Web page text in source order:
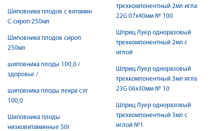
Шиповника плодов с витамин
С сироп 250мл
Шиповника плодов сироп
250мл
шиповника плоды 100,0 /
здоровье /
шиповника плоды лекра сэт
100,0
Шиповника плоды
низковитаминные 50г
трехкомпонентный 2мл игла
22G 07х40мм № 100
Шприц Луер одноразовый
трехкомпонентный 2мл с
иглой
Шприц Луер одноразовый
трехкомпонентный 3мл игла
23G 06х30мм № 10
Шприц Луер одноразовый
трехкомпонентный 3мл с
иглой №1